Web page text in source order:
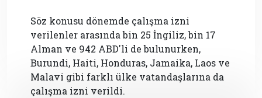
Söz konusu dönemde çalışma izni
verilenler arasında bin 25 İngiliz, bin 17
Alman ve 942 ABD'li de bulunurken,
Burundi, Haiti, Honduras, Jamaika, Laos ve
Malavi gibi farklı ülke vatandaşlarına da
çalışma izni verildi.